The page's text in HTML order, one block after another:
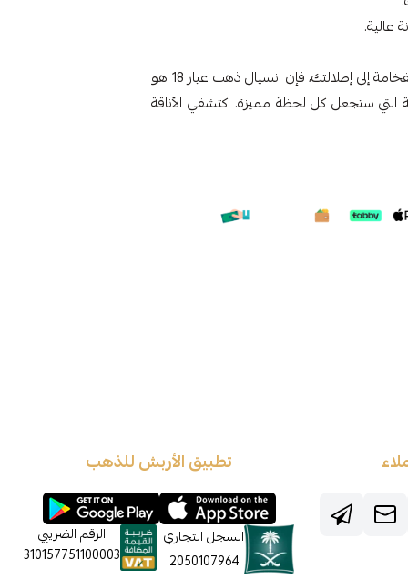
إذا كنت تبحثين عن قطعة مجوهرات تضيف لمسة من الفخامة إلى إطلالتك، فإن انسيال ذهب عيار 18 هو
التي ستجعل كل لحظة مميزة. اكتشفي الأناقة
تطبيق الأربش للذهب
السجل التجاري
2050107964
الرقم الضريبي
310157751100003